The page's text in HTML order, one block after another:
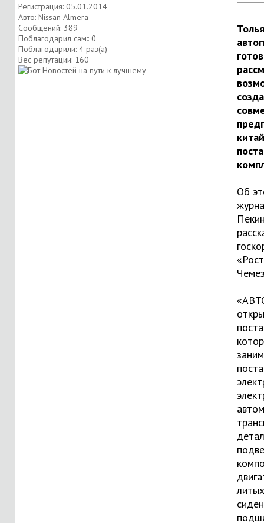
Регистрация: 05.01.2014
Авто: Nissan Almera
Сообщений: 389
Поблагодарил сам:: 0
Поблагодарили: 4 раз(а)
Вес репутации: 160
готов
Об